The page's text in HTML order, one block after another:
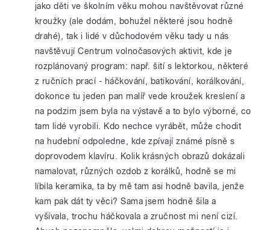
jako děti ve školním věku mohou navštěvovat různé
kroužky (ale dodám, bohužel některé jsou hodně
drahé), tak i lidé v důchodovém věku tady u nás
navštěvují Centrum volnočasových aktivit, kde je
rozplánovaný program: např. šití s lektorkou, některé
z ručních prací - háčkování, batikování, korálkování,
dokonce tu jeden pan malíř vede kroužek kreslení a
na podzim jsem byla na výstavě a to bylo výborné, co
tam lidé vyrobili. Kdo nechce vyrábět, může chodit
na hudební odpoledne, kde zpívají známé písně s
doprovodem klavíru. Kolik krásných obrazů dokázali
namalovat, různých ozdob z korálků, hodně se mi
líbila keramika, ta by mě tam asi hodně bavila, jenže
kam pak dát ty věci? Sama jsem hodně šila a
vyšívala, trochu háčkovala a zručnost mi není cizí.